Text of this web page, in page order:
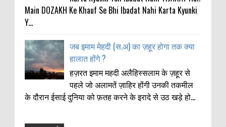
Main DOZAKH Ke Khauf Se Bhi Ibadat Nahi Karta Kyunki
Y...
जब इमाम मेहदी (स.अ) का ज़हूर होगा तक क्या
हालात होंगे ?
हज़रत इमाम महदी अलैहिस्सलाम के ज़हूर से
पहले जो अलामतें ज़ाहिर होंगी उनकी तकमील
के दौरान ईसाई दुनिया को फ़तह करने के इरादे से उठ खड़े हो...